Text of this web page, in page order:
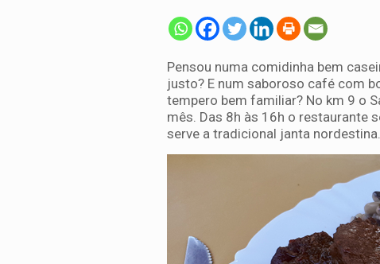
Pensou numa comidinha bem
justo? E num saboroso café com
tempero bem familiar? No km 9 o
mês. Das 8h às 16h o restaurante
serve a tradicional janta nordestina.